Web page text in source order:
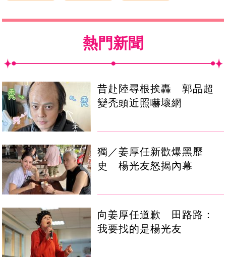
熱門新聞
昔赴陸尋根挨轟 郭品超
變禿頭近照嚇壞網
獨／姜厚任新歡爆黑歷
史 楊光友怒揭內幕
向姜厚任道歉 田路路：
我要找的是楊光友